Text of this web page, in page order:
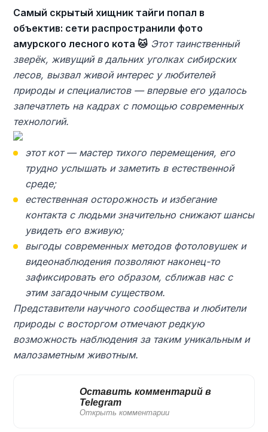
Самый скрытый хищник тайги попал в
объектив: сети распространили фото
амурского лесного кота 🐱 Этот таинственный
зверёк, живущий в дальних уголках сибирских
лесов, вызвал живой интерес у любителей
природы и специалистов — впервые его удалось
запечатлеть на кадрах с помощью современных
технологий.
этот кот — мастер тихого перемещения, его
трудно услышать и заметить в естественной
среде;
естественная осторожность и избегание
контакта с людьми значительно снижают шансы
увидеть его вживую;
выгоды современных методов фотоловушек и
видеонаблюдения позволяют наконец-то
зафиксировать его образом, сближав нас с
этим загадочным существом.
Представители научного сообщества и любители
природы с восторгом отмечают редкую
возможность наблюдения за таким уникальным и
малозаметным животным.